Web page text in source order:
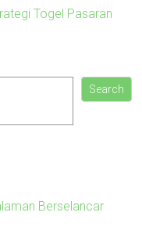
Togel Pasaran
Search
Berselancar